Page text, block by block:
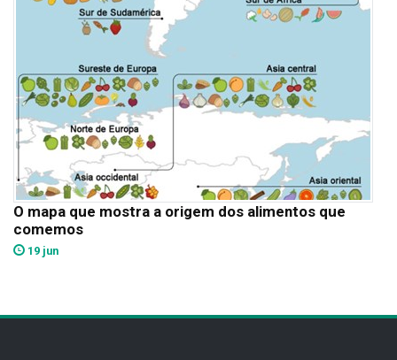
O mapa que mostra a origem dos alimentos que
comemos
19 jun